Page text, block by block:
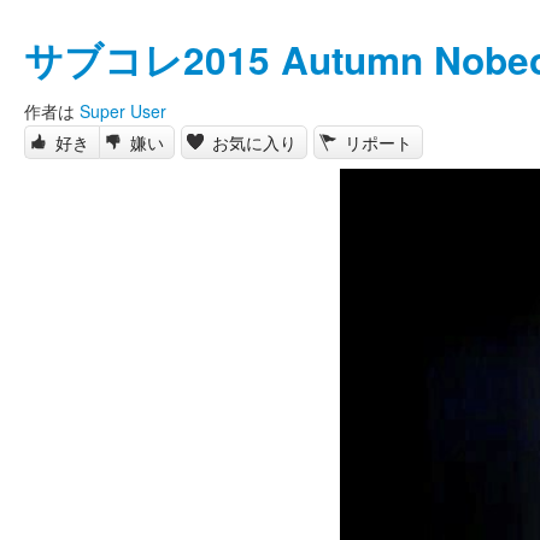
サブコレ2015 Autumn
作者は Super User
好き
嫌い お気に入り リポート